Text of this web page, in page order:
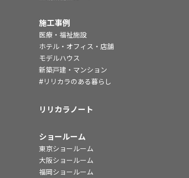
施工事例
医療・福祉施設
ホテル・オフィス・店舗
モデルハウス
新築戸建・マンション
#リリカラのある暮らし
リリカラノート
ショールーム
東京ショールーム
大阪ショールーム
福岡ショールーム